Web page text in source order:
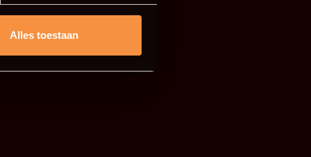
Alles toestaan